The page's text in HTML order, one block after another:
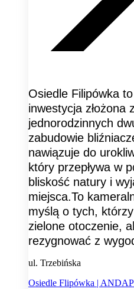
Osiedle Filipówka
inwestycja złożona
jednorodzinnych
zabudowie
nawiązuje do
który przepływa w
bliskość natury i
miejsca.To
myślą o tych,
zielone otoczenie,
rezygnować z
ul. Trzebińska
Osiedle Flipówka |